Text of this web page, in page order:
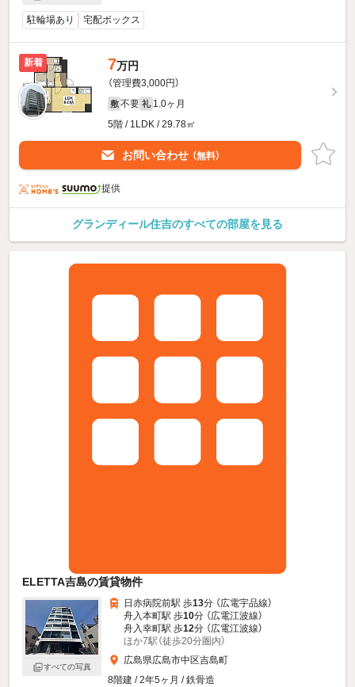
駐輪場あり 宅配ボックス
新着 7万円
（管理費3,000円）
敷 不要 礼 1.0ヶ月
5階 / 1LDK / 29.78㎡
お問い合わせ （無料）
提供
グランディール住吉のすべての部屋を見る
ELETTA吉島の賃貸物件
すべての写真
日赤病院前駅 歩13分 （広電宇品線）
舟入本町駅 歩10分 （広電江波線）
舟入幸町駅 歩12分 （広電江波線）
ほか7駅（徒歩20分圏内）
広島県広島市中区吉島町
8階建 / 2年5ヶ月 / 鉄骨造